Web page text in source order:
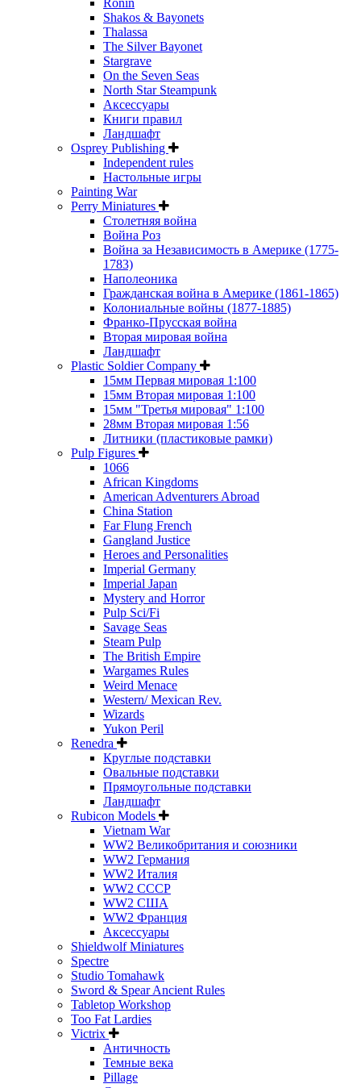
Ronin
Shakos & Bayonets
Thalassa
The Silver Bayonet
Stargrave
On the Seven Seas
North Star Steampunk
Аксессуары
Книги правил
Ландшафт
Osprey Publishing
Independent rules
Настольные игры
Painting War
Perry Miniatures
Столетняя война
Война Роз
Война за Независимость в Америке (1775-
1783)
Наполеоника
Гражданская война в Америке (1861-1865)
Колониальные войны (1877-1885)
Франко-Прусская война
Вторая мировая война
Ландшафт
Plastic Soldier Company
15мм Первая мировая 1:100
15мм Вторая мировая 1:100
15мм "Третья мировая" 1:100
28мм Вторая мировая 1:56
Литники (пластиковые рамки)
Pulp Figures
1066
African Kingdoms
American Adventurers Abroad
China Station
Far Flung French
Gangland Justice
Heroes and Personalities
Imperial Germany
Imperial Japan
Mystery and Horror
Pulp Sci/Fi
Savage Seas
Steam Pulp
The British Empire
Wargames Rules
Weird Menace
Western/ Mexican Rev.
Wizards
Yukon Peril
Renedra
Круглые подставки
Овальные подставки
Прямоугольные подставки
Ландшафт
Rubicon Models
Vietnam War
WW2 Великобритания и союзники
WW2 Германия
WW2 Италия
WW2 СССР
WW2 США
WW2 Франция
Аксессуары
Shieldwolf Miniatures
Spectre
Studio Tomahawk
Sword & Spear Ancient Rules
Tabletop Workshop
Too Fat Lardies
Victrix
Античность
Темные века
Pillage